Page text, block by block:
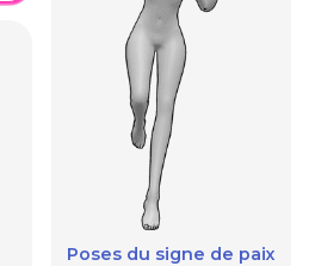
Poses du signe de paix